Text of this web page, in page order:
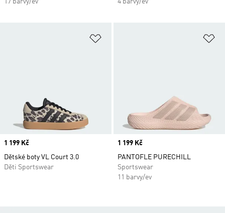
17 barvy/ev
4 barvy/ev
Price
1 199 Kč
Dětské boty VL Court 3.0
Děti Sportswear
Price
1 199 Kč
PANTOFLE PURECHILL
Sportswear
11 barvy/ev